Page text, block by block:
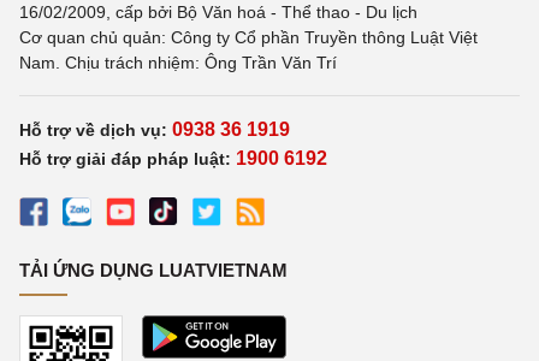
16/02/2009, cấp bởi Bộ Văn hoá - Thể thao - Du lịch
Cơ quan chủ quản: Công ty Cổ phần Truyền thông Luật Việt
Nam. Chịu trách nhiệm: Ông Trần Văn Trí
Hỗ trợ về dịch vụ: 0938 36 1919
Hỗ trợ giải đáp pháp luật: 1900 6192
TẢI ỨNG DỤNG LUATVIETNAM